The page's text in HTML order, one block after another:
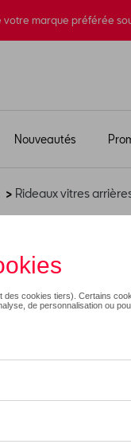
marque préférée
Nouveautés
> Rideaux vitres